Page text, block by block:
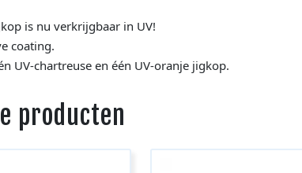
is nu verkrijgbaar in UV!
coating.
UV-chartreuse en één UV-oranje jigkop.
producten